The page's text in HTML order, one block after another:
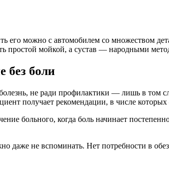
можно с автомобилем со множеством
простой мойкой, а сустав — народными
без боли
не ради профилактики — лишь в том
получает рекомендации, в числе
больного, когда боль начинает
даже не вспоминать. Нет потребности в